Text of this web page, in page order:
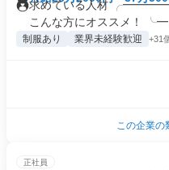
求めている人材
こんな方にオススメ！
制服あり 業界未経験歓迎 +31
この企業の
正社員